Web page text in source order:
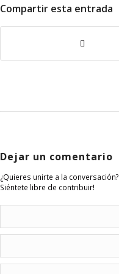
Compartir esta entrada
Dejar un comentario
¿Quieres unirte a la conversación?
Siéntete libre de contribuir!